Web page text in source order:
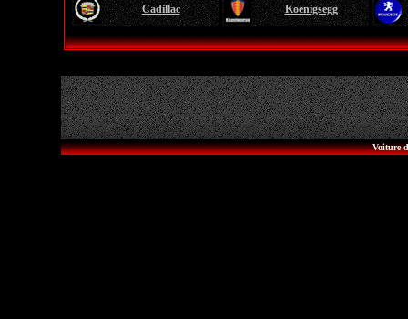
Cadillac Koenigsegg
Voiture